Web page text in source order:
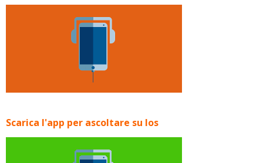
Scarica l'app per ascoltare su Ios